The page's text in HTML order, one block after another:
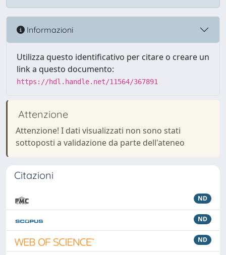
Informazioni
Utilizza questo identificativo per citare o creare un
link a questo documento:
https://hdl.handle.net/11564/367891
Attenzione
Attenzione! I dati visualizzati non sono stati
sottoposti a validazione da parte dell'ateneo
Citazioni
ND
ND
ND